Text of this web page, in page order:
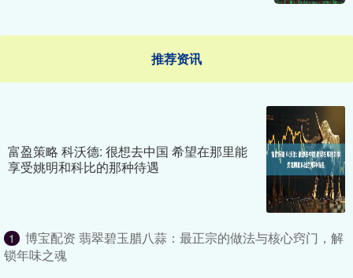
推荐资讯
富盈策略 科沃德: 很想去中国 希望在那里能
享受姚明和科比的那种待遇
1
博宝配资 翡翠碧玉腊八蒜：最正宗的做法与核心窍门，解
锁年味之魂